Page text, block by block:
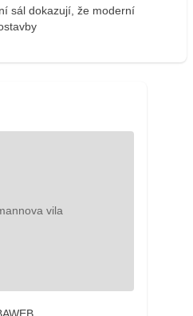
sál dokazují, že moderní